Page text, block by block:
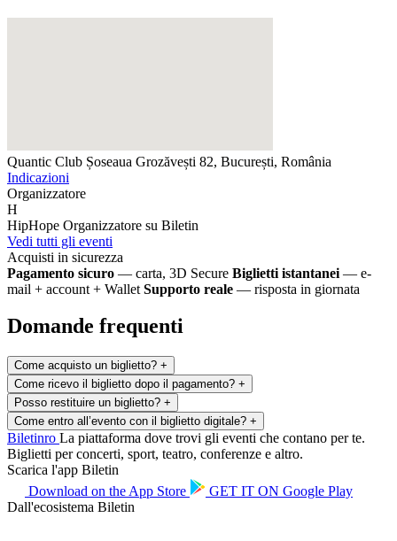
Quantic Club Șoseaua Grozăvești 82, București, România
Indicazioni
Organizzatore
H
HipHope Organizzatore su Biletin
Vedi tutti gli eventi
Acquisti in sicurezza
Pagamento sicuro — carta, 3D Secure Biglietti istantanei — e-
mail + account + Wallet Supporto reale — risposta in giornata
Domande frequenti
Come acquisto un biglietto? +
Come ricevo il biglietto dopo il pagamento? +
Posso restituire un biglietto? +
Come entro all’evento con il biglietto digitale? +
Biletinro La piattaforma dove trovi gli eventi che contano per te.
Biglietti per concerti, sport, teatro, conferenze e altro.
Scarica l'app Biletin
Download on the App Store GET IT ON Google Play
Dall'ecosistema Biletin